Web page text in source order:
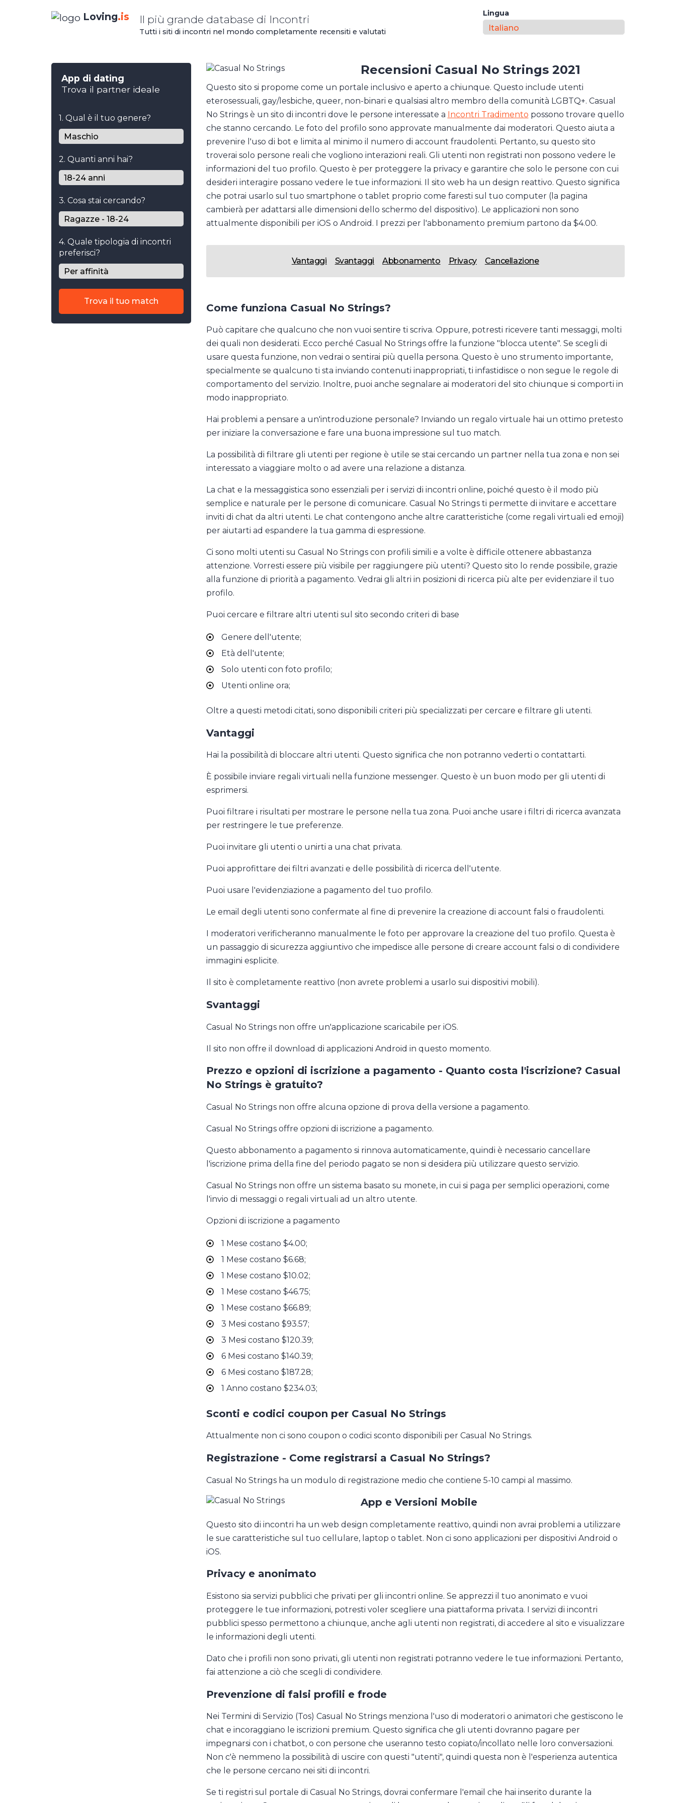
Loving.is Il più grande database di Incontri
Tutti i siti di incontri nel mondo completamente recensiti e valutati
Lingua
App di dating
Trova il partner ideale
1. Qual è il tuo genere?
2. Quanti anni hai?
3. Cosa stai cercando?
4. Quale tipologia di incontri
preferisci?
Trova il tuo match
Recensioni Casual No Strings 2021
Questo sito si propome come un portale inclusivo e aperto a chiunque. Questo include utenti
eterosessuali, gay/lesbiche, queer, non-binari e qualsiasi altro membro della comunità LGBTQ+. Casual
No Strings è un sito di incontri dove le persone interessate a Incontri Tradimento possono trovare quello
che stanno cercando. Le foto del profilo sono approvate manualmente dai moderatori. Questo aiuta a
prevenire l'uso di bot e limita al minimo il numero di account fraudolenti. Pertanto, su questo sito
troverai solo persone reali che vogliono interazioni reali. Gli utenti non registrati non possono vedere le
informazioni del tuo profilo. Questo è per proteggere la privacy e garantire che solo le persone con cui
desideri interagire possano vedere le tue informazioni. Il sito web ha un design reattivo. Questo significa
che potrai usarlo sul tuo smartphone o tablet proprio come faresti sul tuo computer (la pagina
cambierà per adattarsi alle dimensioni dello schermo del dispositivo). Le applicazioni non sono
attualmente disponibili per iOS o Android. I prezzi per l'abbonamento premium partono da $4.00.
Vantaggi Svantaggi Abbonamento Privacy Cancellazione
Come funziona Casual No Strings?
Può capitare che qualcuno che non vuoi sentire ti scriva. Oppure, potresti ricevere tanti messaggi, molti
dei quali non desiderati. Ecco perché Casual No Strings offre la funzione "blocca utente". Se scegli di
usare questa funzione, non vedrai o sentirai più quella persona. Questo è uno strumento importante,
specialmente se qualcuno ti sta inviando contenuti inappropriati, ti infastidisce o non segue le regole di
comportamento del servizio. Inoltre, puoi anche segnalare ai moderatori del sito chiunque si comporti in
modo inappropriato.
Hai problemi a pensare a un'introduzione personale? Inviando un regalo virtuale hai un ottimo pretesto
per iniziare la conversazione e fare una buona impressione sul tuo match.
La possibilità di filtrare gli utenti per regione è utile se stai cercando un partner nella tua zona e non sei
interessato a viaggiare molto o ad avere una relazione a distanza.
La chat e la messaggistica sono essenziali per i servizi di incontri online, poiché questo è il modo più
semplice e naturale per le persone di comunicare. Casual No Strings ti permette di invitare e accettare
inviti di chat da altri utenti. Le chat contengono anche altre caratteristiche (come regali virtuali ed emoji)
per aiutarti ad espandere la tua gamma di espressione.
Ci sono molti utenti su Casual No Strings con profili simili e a volte è difficile ottenere abbastanza
attenzione. Vorresti essere più visibile per raggiungere più utenti? Questo sito lo rende possibile, grazie
alla funzione di priorità a pagamento. Vedrai gli altri in posizioni di ricerca più alte per evidenziare il tuo
profilo.
Puoi cercare e filtrare altri utenti sul sito secondo criteri di base
Genere dell'utente;
Età dell'utente;
Solo utenti con foto profilo;
Utenti online ora;
Oltre a questi metodi citati, sono disponibili criteri più specializzati per cercare e filtrare gli utenti.
Vantaggi
Hai la possibilità di bloccare altri utenti. Questo significa che non potranno vederti o contattarti.
È possibile inviare regali virtuali nella funzione messenger. Questo è un buon modo per gli utenti di
esprimersi.
Puoi filtrare i risultati per mostrare le persone nella tua zona. Puoi anche usare i filtri di ricerca avanzata
per restringere le tue preferenze.
Puoi invitare gli utenti o unirti a una chat privata.
Puoi approfittare dei filtri avanzati e delle possibilità di ricerca dell'utente.
Puoi usare l'evidenziazione a pagamento del tuo profilo.
Le email degli utenti sono confermate al fine di prevenire la creazione di account falsi o fraudolenti.
I moderatori verificheranno manualmente le foto per approvare la creazione del tuo profilo. Questa è
un passaggio di sicurezza aggiuntivo che impedisce alle persone di creare account falsi o di condividere
immagini esplicite.
Il sito è completamente reattivo (non avrete problemi a usarlo sui dispositivi mobili).
Svantaggi
Casual No Strings non offre un'applicazione scaricabile per iOS.
Il sito non offre il download di applicazioni Android in questo momento.
Prezzo e opzioni di iscrizione a pagamento - Quanto costa l'iscrizione? Casual
No Strings è gratuito?
Casual No Strings non offre alcuna opzione di prova della versione a pagamento.
Casual No Strings offre opzioni di iscrizione a pagamento.
Questo abbonamento a pagamento si rinnova automaticamente, quindi è necessario cancellare
l'iscrizione prima della fine del periodo pagato se non si desidera più utilizzare questo servizio.
Casual No Strings non offre un sistema basato su monete, in cui si paga per semplici operazioni, come
l'invio di messaggi o regali virtuali ad un altro utente.
Opzioni di iscrizione a pagamento
1 Mese costano $4.00;
1 Mese costano $6.68;
1 Mese costano $10.02;
1 Mese costano $46.75;
1 Mese costano $66.89;
3 Mesi costano $93.57;
3 Mesi costano $120.39;
6 Mesi costano $140.39;
6 Mesi costano $187.28;
1 Anno costano $234.03;
Sconti e codici coupon per Casual No Strings
Attualmente non ci sono coupon o codici sconto disponibili per Casual No Strings.
Registrazione - Come registrarsi a Casual No Strings?
Casual No Strings ha un modulo di registrazione medio che contiene 5-10 campi al massimo.
App e Versioni Mobile
Questo sito di incontri ha un web design completamente reattivo, quindi non avrai problemi a utilizzare
le sue caratteristiche sul tuo cellulare, laptop o tablet. Non ci sono applicazioni per dispositivi Android o
iOS.
Privacy e anonimato
Esistono sia servizi pubblici che privati per gli incontri online. Se apprezzi il tuo anonimato e vuoi
proteggere le tue informazioni, potresti voler scegliere una piattaforma privata. I servizi di incontri
pubblici spesso permettono a chiunque, anche agli utenti non registrati, di accedere al sito e visualizzare
le informazioni degli utenti.
Dato che i profili non sono privati, gli utenti non registrati potranno vedere le tue informazioni. Pertanto,
fai attenzione a ciò che scegli di condividere.
Prevenzione di falsi profili e frode
Nei Termini di Servizio (Tos) Casual No Strings menziona l'uso di moderatori o animatori che gestiscono le
chat e incoraggiano le iscrizioni premium. Questo significa che gli utenti dovranno pagare per
impegnarsi con i chatbot, o con persone che useranno testo copiato/incollato nelle loro conversazioni.
Non c'è nemmeno la possibilità di uscire con questi "utenti", quindi questa non è l'esperienza autentica
che le persone cercano nei siti di incontri.
Se ti registri sul portale di Casual No Strings, dovrai confermare l'email che hai inserito durante la